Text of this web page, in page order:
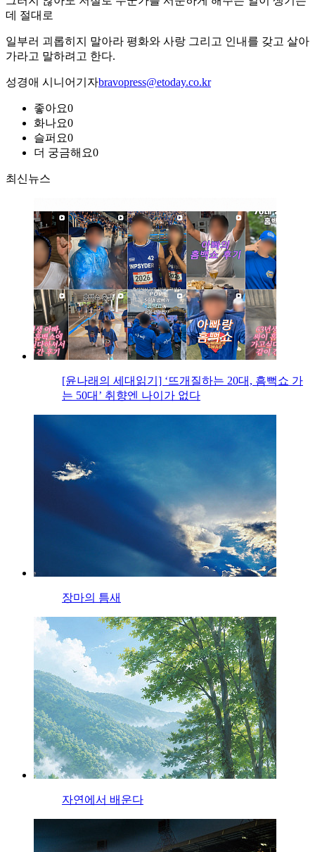
데 절대로
일부러 괴롭히지 말아라 평화와 사랑 그리고 인내를 갖고 살아
가라고 말하려고 한다.
성경애 시니어기자bravopress@etoday.co.kr
좋아요0
화나요0
슬퍼요0
더 궁금해요0
최신뉴스
[윤나래의 세대읽기] ‘뜨개질하는 20대, 흠뻑쇼 가
는 50대’ 취향엔 나이가 없다
장마의 틈새
자연에서 배운다